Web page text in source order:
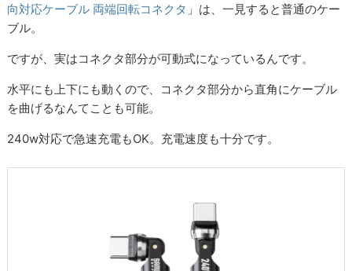
向対応ケーブル 両端回転コネクタ 」は、一見すると普通のケー
ブル。
ですが、実はコネクタ部分が可動式になっているんです。
水平にも上下にも動くので、コネクタ部分から直角にケーブル
を曲げるなんてことも可能。
240w対応で急速充電もOK。充電速度も十分です。